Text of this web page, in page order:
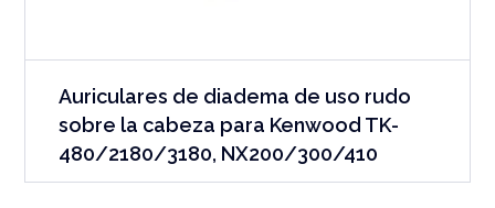
Auriculares de diadema de uso rudo
sobre la cabeza para Kenwood TK-
480/2180/3180, NX200/300/410